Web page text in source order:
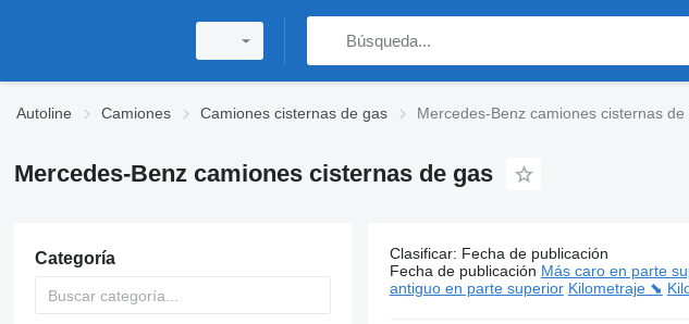
Autoline Camiones Camiones cisternas de gas Mercedes-Benz camiones cisternas de
Mercedes-Benz camiones cisternas de gas
Categoría
1 anuncio:Mercedes-Benz camiones
Clasificar: Fecha de publicación
Fecha de publicación Más caro en parte
antiguo en parte superior Kilometraje ⬊